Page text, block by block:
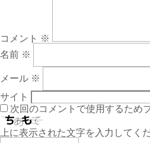
コメント ※
名前 ※
メール ※
サイト
次回のコメントで使用するため
上に表示された文字を入力してくだ